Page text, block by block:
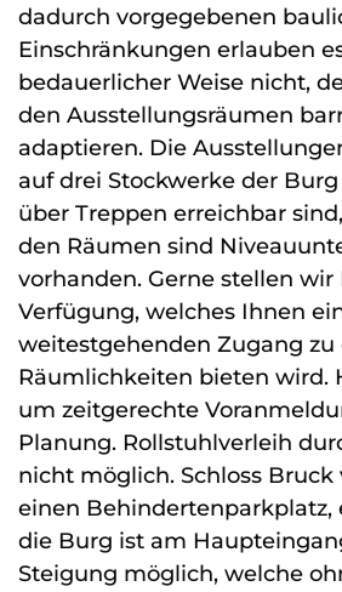
dadurch vorgegebenen
Einschränkungen erlauben
bedauerlicher Weise nicht,
den Ausstellungsräumen
adaptieren. Die
auf drei Stockwerke der
über Treppen erreichbar
den Räumen sind
vorhanden. Gerne stellen wir
Verfügung, welches Ihnen
weitestgehenden Zugang zu
Räumlichkeiten bieten wird.
um zeitgerechte
Planung. Rollstuhlverleih
nicht möglich. Schloss
einen Behindertenparkplatz,
die Burg ist am
Steigung möglich, welche